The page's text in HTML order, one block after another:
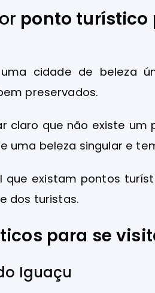
ponto turístico
cidade de beleza
preservados.
claro que não existe
uma beleza singular e
que existam pontos
dos turistas.
para se
Iguaçu